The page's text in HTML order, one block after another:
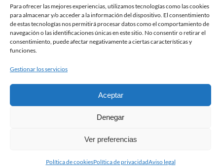
Para ofrecer las mejores experiencias, utilizamos tecnologías como las cookies
para almacenar y/o acceder a la información del dispositivo. El consentimiento
de estas tecnologías nos permitirá procesar datos como el comportamiento de
navegación o las identificaciones únicas en este sitio. No consentir o retirar el
consentimiento, puede afectar negativamente a ciertas características y
funciones.
Gestionar los servicios
Aceptar
Denegar
Ver preferencias
Política de cookiesPolítica de privacidadAviso legal
Fundación Pastor de Estudios Clásicos
Calle Serrano, 107. Madrid, 28006.
915617236
2026 Todos los derechos reservados © Fundación Pastor. Sitio web
Condiciones de contratación
Aviso legal